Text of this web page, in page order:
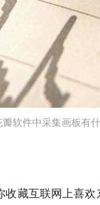
瓣软件中采集画板有
藏互联网上喜